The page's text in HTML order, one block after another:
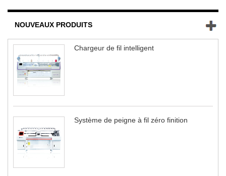
NOUVEAUX PRODUITS
Chargeur de fil intelligent
Système de peigne à fil zéro finition